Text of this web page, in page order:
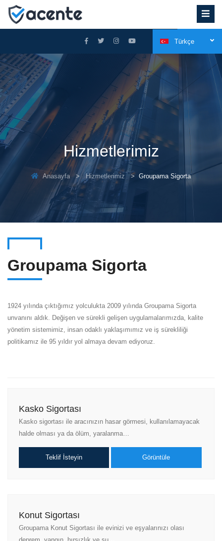
Türkçe
Hizmetlerimiz
Anasayfa Hizmetlerimiz Groupama Sigorta
Groupama Sigorta
1924 yılında çıktığımız yolculukta 2009 yılında Groupama Sigorta
unvanını aldık. Değişen ve sürekli gelişen uygulamalarımızda, kalite
yönetim sistemimiz, insan odaklı yaklaşımımız ve iş sürekliliği
politikamız ile 95 yıldır yol almaya devam ediyoruz.
Kasko Sigortası
Kasko sigortası ile aracınızın hasar görmesi, kullanılamayacak
halde olması ya da ölüm, yaralanma…
Teklif İsteyin Görüntüle
Konut Sigortası
Groupama Konut Sigortası ile evinizi ve eşyalarınızı olası